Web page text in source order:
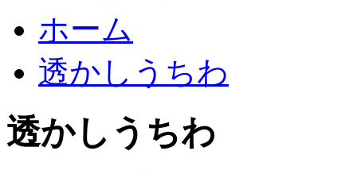
ホーム
透かしうちわ
透かしうちわ